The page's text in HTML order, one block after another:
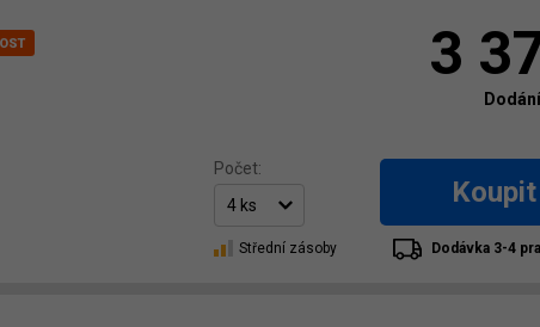
3
Počet:
Koupit
Střední zásoby Dodávka 3-4